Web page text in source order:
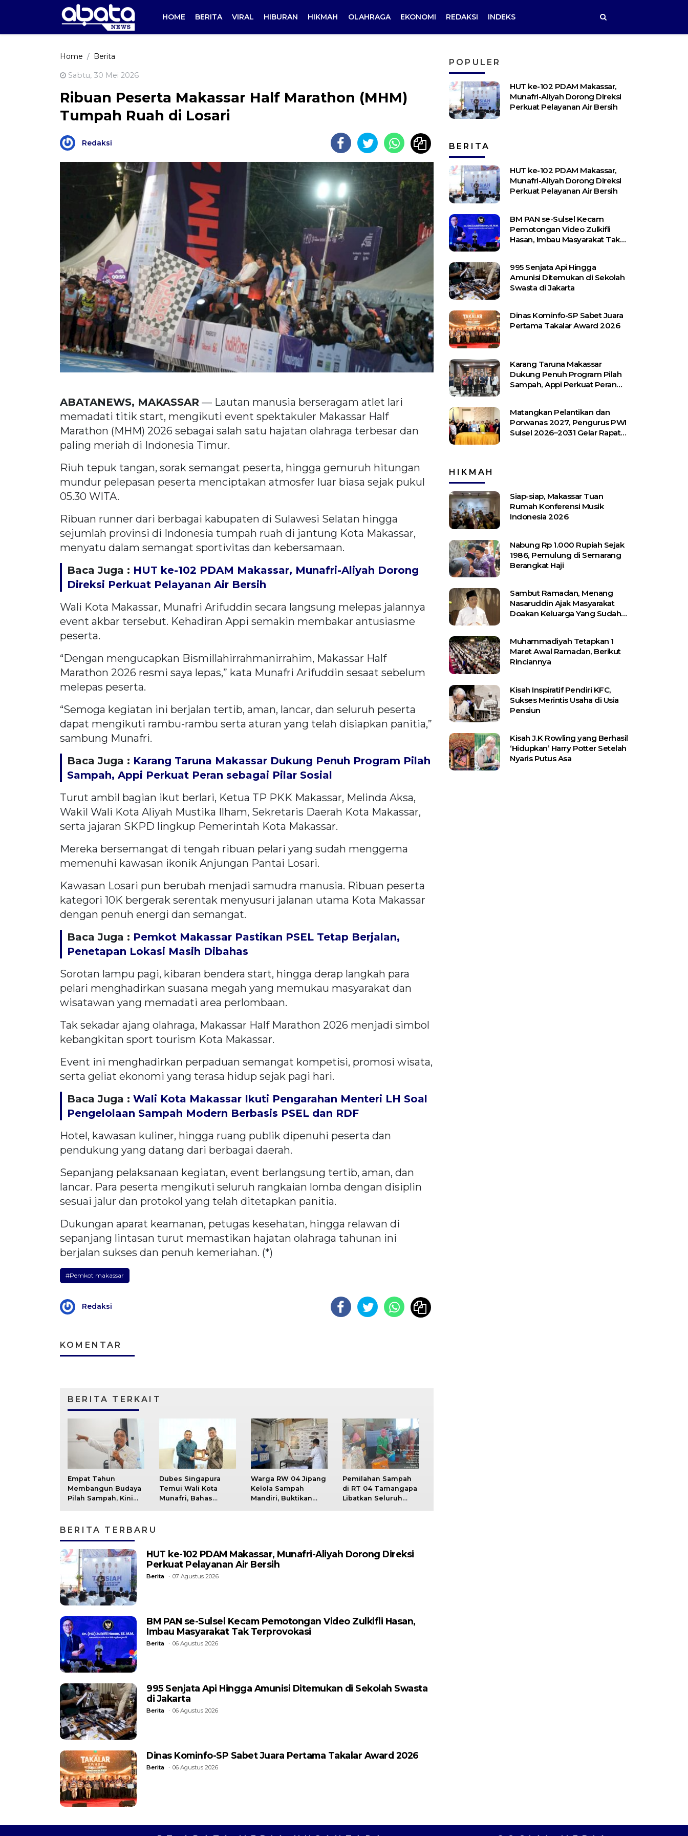
HOME BERITA VIRAL HIBURAN HIKMAH OLAHRAGA EKONOMI REDAKSI INDEKS
Home Berita
Sabtu, 30 Mei 2026
Ribuan Peserta Makassar Half Marathon (MHM)
Tumpah Ruah di Losari
Redaksi
ABATANEWS, MAKASSAR — Lautan manusia berseragam atlet lari
memadati titik start, mengikuti event spektakuler Makassar Half
Marathon (MHM) 2026 sebagai salah satu hajatan olahraga terbesar dan
paling meriah di Indonesia Timur.
Riuh tepuk tangan, sorak semangat peserta, hingga gemuruh hitungan
mundur pelepasan peserta menciptakan atmosfer luar biasa sejak pukul
05.30 WITA.
Ribuan runner dari berbagai kabupaten di Sulawesi Selatan hingga
sejumlah provinsi di Indonesia tumpah ruah di jantung Kota Makassar,
menyatu dalam semangat sportivitas dan kebersamaan.
Baca Juga : HUT ke-102 PDAM Makassar, Munafri-Aliyah Dorong
Direksi Perkuat Pelayanan Air Bersih
Wali Kota Makassar, Munafri Arifuddin secara langsung melepas jalannya
event akbar tersebut. Kehadiran Appi semakin membakar antusiasme
peserta.
“Dengan mengucapkan Bismillahirrahmanirrahim, Makassar Half
Marathon 2026 resmi saya lepas,” kata Munafri Arifuddin sesaat sebelum
melepas peserta.
“Semoga kegiatan ini berjalan tertib, aman, lancar, dan seluruh peserta
dapat mengikuti rambu-rambu serta aturan yang telah disiapkan panitia,”
sambung Munafri.
Baca Juga : Karang Taruna Makassar Dukung Penuh Program Pilah
Sampah, Appi Perkuat Peran sebagai Pilar Sosial
Turut ambil bagian ikut berlari, Ketua TP PKK Makassar, Melinda Aksa,
Wakil Wali Kota Aliyah Mustika Ilham, Sekretaris Daerah Kota Makassar,
serta jajaran SKPD lingkup Pemerintah Kota Makassar.
Mereka bersemangat di tengah ribuan pelari yang sudah menggema
memenuhi kawasan ikonik Anjungan Pantai Losari.
Kawasan Losari pun berubah menjadi samudra manusia. Ribuan peserta
kategori 10K bergerak serentak menyusuri jalanan utama Kota Makassar
dengan penuh energi dan semangat.
Baca Juga : Pemkot Makassar Pastikan PSEL Tetap Berjalan,
Penetapan Lokasi Masih Dibahas
Sorotan lampu pagi, kibaran bendera start, hingga derap langkah para
pelari menghadirkan suasana megah yang memukau masyarakat dan
wisatawan yang memadati area perlombaan.
Tak sekadar ajang olahraga, Makassar Half Marathon 2026 menjadi simbol
kebangkitan sport tourism Kota Makassar.
Event ini menghadirkan perpaduan semangat kompetisi, promosi wisata,
serta geliat ekonomi yang terasa hidup sejak pagi hari.
Baca Juga : Wali Kota Makassar Ikuti Pengarahan Menteri LH Soal
Pengelolaan Sampah Modern Berbasis PSEL dan RDF
Hotel, kawasan kuliner, hingga ruang publik dipenuhi peserta dan
pendukung yang datang dari berbagai daerah.
Sepanjang pelaksanaan kegiatan, event berlangsung tertib, aman, dan
lancar. Para peserta mengikuti seluruh rangkaian lomba dengan disiplin
sesuai jalur dan protokol yang telah ditetapkan panitia.
Dukungan aparat keamanan, petugas kesehatan, hingga relawan di
sepanjang lintasan turut memastikan hajatan olahraga tahunan ini
berjalan sukses dan penuh kemeriahan. (*)
#Pemkot makassar
Redaksi
KOMENTAR
BERITA TERKAIT
Empat Tahun
Membangun Budaya
Pilah Sampah, Kini
Dubes Singapura
Temui Wali Kota
Munafri, Bahas
Warga RW 04 Jipang
Kelola Sampah
Mandiri, Buktikan
Pemilahan Sampah
di RT 04 Tamangapa
Libatkan Seluruh
BERITA TERBARU
HUT ke-102 PDAM Makassar, Munafri-Aliyah Dorong Direksi
Perkuat Pelayanan Air Bersih
Berita 07 Agustus 2026
BM PAN se-Sulsel Kecam Pemotongan Video Zulkifli Hasan,
Imbau Masyarakat Tak Terprovokasi
Berita 06 Agustus 2026
995 Senjata Api Hingga Amunisi Ditemukan di Sekolah Swasta
di Jakarta
Berita 06 Agustus 2026
Dinas Kominfo-SP Sabet Juara Pertama Takalar Award 2026
Berita 06 Agustus 2026
POPULER
HUT ke-102 PDAM Makassar,
Munafri-Aliyah Dorong Direksi
Perkuat Pelayanan Air Bersih
BERITA
HUT ke-102 PDAM Makassar,
Munafri-Aliyah Dorong Direksi
Perkuat Pelayanan Air Bersih
BM PAN se-Sulsel Kecam
Pemotongan Video Zulkifli
Hasan, Imbau Masyarakat Tak
995 Senjata Api Hingga
Amunisi Ditemukan di Sekolah
Swasta di Jakarta
Dinas Kominfo-SP Sabet Juara
Pertama Takalar Award 2026
Karang Taruna Makassar
Dukung Penuh Program Pilah
Sampah, Appi Perkuat Peran
Matangkan Pelantikan dan
Porwanas 2027, Pengurus PWI
Sulsel 2026–2031 Gelar Rapat
HIKMAH
Siap-siap, Makassar Tuan
Rumah Konferensi Musik
Indonesia 2026
Nabung Rp 1.000 Rupiah Sejak
1986, Pemulung di Semarang
Berangkat Haji
Sambut Ramadan, Menang
Nasaruddin Ajak Masyarakat
Doakan Keluarga Yang Sudah
Muhammadiyah Tetapkan 1
Maret Awal Ramadan, Berikut
Rinciannya
Kisah Inspiratif Pendiri KFC,
Sukses Merintis Usaha di Usia
Pensiun
Kisah J.K Rowling yang Berhasil
‘Hidupkan’ Harry Potter Setelah
Nyaris Putus Asa